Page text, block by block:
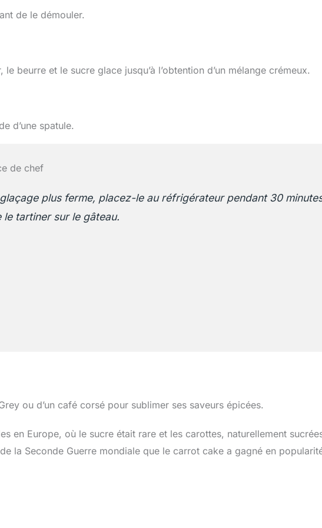
de le démouler.
beurre et le sucre glace jusqu’à l’obtention d’un mélange crémeux.
d’une spatule.
de chef
plus ferme, placez-le au réfrigérateur pendant 30
le tartiner sur le gâteau.
ou d’un café corsé pour sublimer ses saveurs épicées.
en Europe, où le sucre était rare et les carottes, naturellement
la Seconde Guerre mondiale que le carrot cake a gagné en